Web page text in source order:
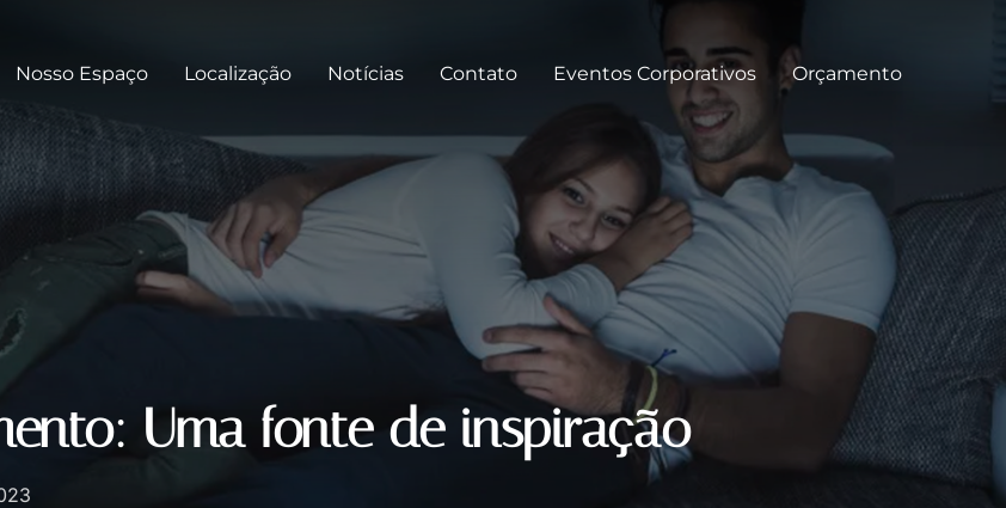
Nosso Espaço Localização Notícias Contato Eventos Corporativos Orçamento
Uma fonte de inspiração